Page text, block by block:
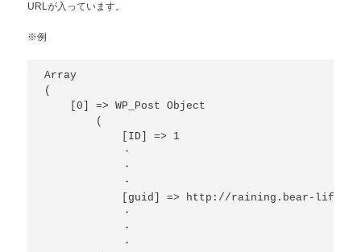
URLが入っています。
※例
Array
(
    [0] => WP_Post Object
        (
            [ID] => 1
            ・
            ・
            ・
[guid] => http://raining.bear-
            ・
            ・
            ・